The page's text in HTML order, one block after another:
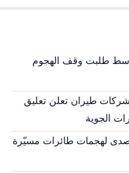
طلبت وقف الهجوم
طيران تعلن تعليق
الجوية
لهجمات طائرات مسيّرة